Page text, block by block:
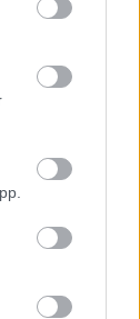
háttérben